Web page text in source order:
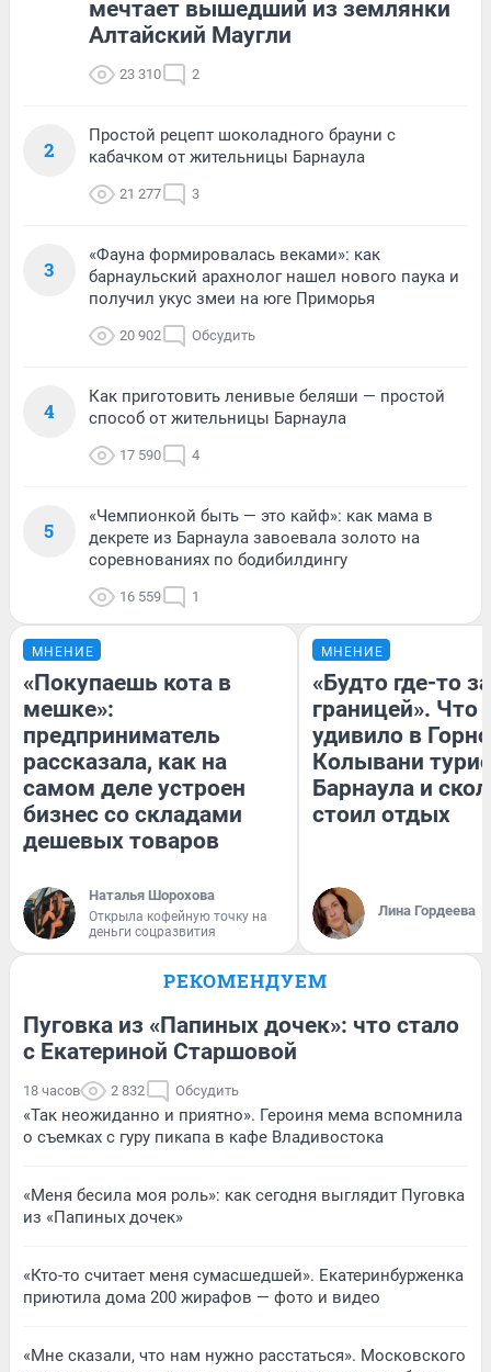
мечтает вышедший из землянки
Алтайский Маугли
23 310 2
2
Простой рецепт шоколадного брауни с
кабачком от жительницы Барнаула
21 277 3
3
«Фауна формировалась веками»: как
барнаульский арахнолог нашел нового паука и
получил укус змеи на юге Приморья
20 902 Обсудить
4
Как приготовить ленивые беляши — простой
способ от жительницы Барнаула
17 590 4
5
«Чемпионкой быть — это кайф»: как мама в
декрете из Барнаула завоевала золото на
соревнованиях по бодибилдингу
16 559 1
МНЕНИЕ
«Покупаешь кота в
мешке»:
предприниматель
рассказала, как на
самом деле устроен
бизнес со складами
дешевых товаров
Наталья Шорохова
Открыла кофейную точку на
деньги соцразвития
МНЕНИЕ
«Будто где-то за
границей». Что
удивило в
Колывани
Барнаула и
стоил отдых
Лина Гордеева
РЕКОМЕНДУЕМ
Пуговка из «Папиных дочек»: что стало
с Екатериной Старшовой
18 часов 2 832 Обсудить
«Так неожиданно и приятно». Героиня мема вспомнила
о съемках с гуру пикапа в кафе Владивостока
«Меня бесила моя роль»: как сегодня выглядит Пуговка
из «Папиных дочек»
«Кто-то считает меня сумасшедшей». Екатеринбурженка
приютила дома 200 жирафов — фото и видео
«Мне сказали, что нам нужно расстаться». Московского